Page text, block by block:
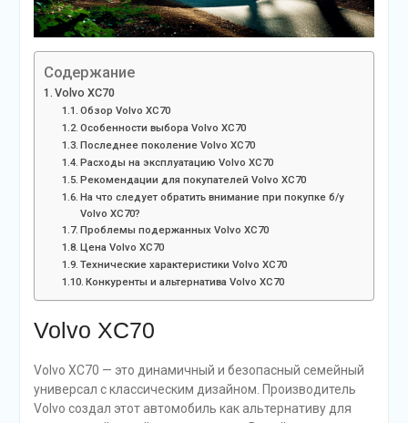
Содержание
Volvo XC70
Обзор Volvo XC70
Особенности выбора Volvo XC70
Последнее поколение Volvo XC70
Расходы на эксплуатацию Volvo XC70
Рекомендации для покупателей Volvo XC70
На что следует обратить внимание при покупке б/у
Volvo XC70?
Проблемы подержанных Volvo XC70
Цена Volvo XC70
Технические характеристики Volvo XC70
Конкуренты и альтернатива Volvo XC70
Volvo XC70
Volvo XC70 — это динамичный и безопасный семейный
универсал с классическим дизайном. Производитель
Volvo создал этот автомобиль как альтернативу для